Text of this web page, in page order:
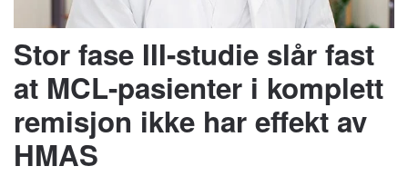
Stor fase III-studie slår fast
at MCL-pasienter i komplett
remisjon ikke har effekt av
HMAS